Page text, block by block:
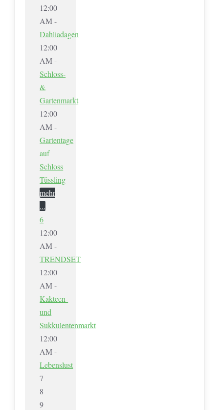
12:00
AM -
Dahliadagen
12:00
AM -
Schloss-
&
Gartenmarkt
12:00
AM -
Gartentage
auf
Schloss
Tüssling
mehr
...
6
12:00
AM -
TRENDSET
12:00
AM -
Kakteen-
und
Sukkulentenmarkt
12:00
AM -
Lebenslust
7
8
9